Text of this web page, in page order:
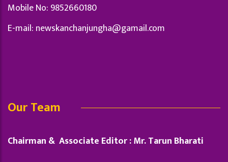
Mobile No: 9852660180
E-mail: newskanchanjungha@gamail.com
Our Team
Chairman & Associate Editor : Mr. Tarun Bharati